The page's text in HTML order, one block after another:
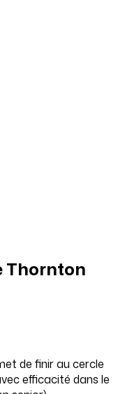
Thornton
de finir au cercle
efficacité dans le